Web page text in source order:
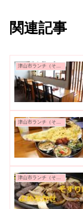
関連記事
津山市ランチ（その他）
津山市ランチ（その他）
津山市ランチ（その他）